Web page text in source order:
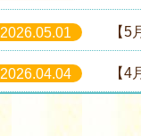
2026.05.01 【
2026.04.04 【